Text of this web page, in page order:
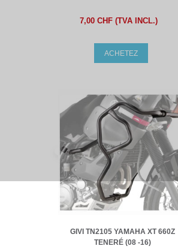
7,00 CHF (TVA INCL.)
ACHETEZ
GIVI TN2105 YAMAHA XT 660Z
TENERÉ (08 -16)